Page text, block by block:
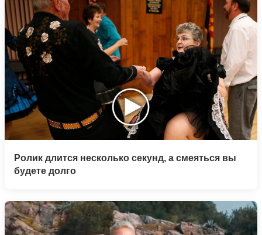
Ролик длится несколько секунд, а смеяться вы
будете долго